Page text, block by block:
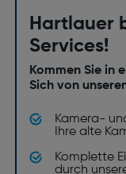
Hartlauer
Services!
Kommen Sie in
Sich von
Kamera-
Ihre alte
Komplette
durch